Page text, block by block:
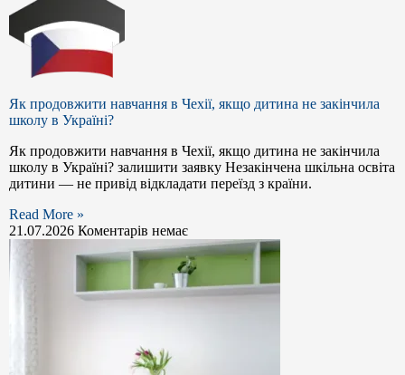
Як продовжити навчання в Чехії, якщо дитина не закінчила
школу в Україні?
Як продовжити навчання в Чехії, якщо дитина не закінчила
школу в Україні? залишити заявку Незакінчена шкільна освіта
дитини — не привід відкладати переїзд з країни.
Read More »
21.07.2026 Коментарів немає